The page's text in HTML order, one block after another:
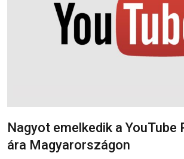
Nagyot emelkedik a YouTube
ára Magyarországon